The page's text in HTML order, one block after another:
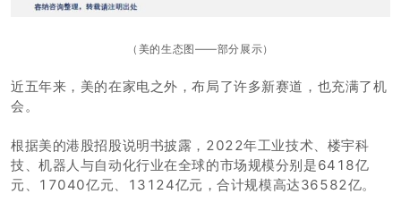
（美的生态图——部分展示）
近五年来，美的在家电之外，布局了许多新赛道，也充满了机
会。
根据美的港股招股说明书披露，2022年工业技术、楼宇科
技、机器人与自动化行业在全球的市场规模分别是6418亿
元、17040亿元、13124亿元，合计规模高达36582亿。